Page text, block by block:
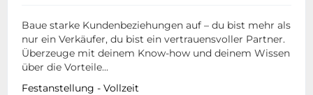
Baue starke Kundenbeziehungen auf – du bist mehr als
nur ein Verkäufer, du bist ein vertrauensvoller Partner.
Überzeuge mit deinem Know-how und deinem Wissen
über die Vorteile...
Festanstellung - Vollzeit